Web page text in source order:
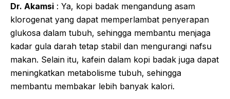
Dr. Akamsi : Ya, kopi badak mengandung asam
klorogenat yang dapat memperlambat penyerapan
glukosa dalam tubuh, sehingga membantu menjaga
kadar gula darah tetap stabil dan mengurangi nafsu
makan. Selain itu, kafein dalam kopi badak juga dapat
meningkatkan metabolisme tubuh, sehingga
membantu membakar lebih banyak kalori.